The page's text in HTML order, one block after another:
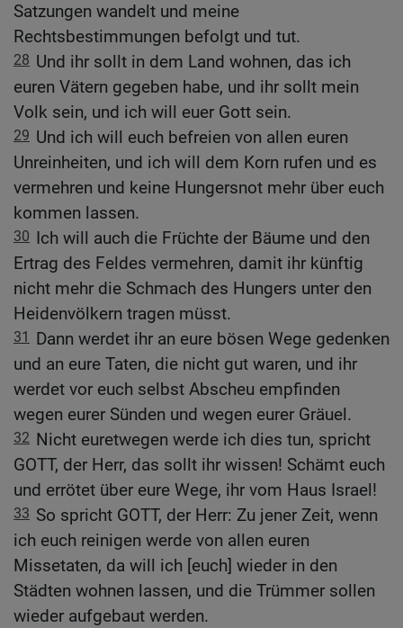
Satzungen wandelt und meine
Rechtsbestimmungen befolgt und tut.
28 Und ihr sollt in dem Land wohnen, das ich
euren Vätern gegeben habe, und ihr sollt mein
Volk sein, und ich will euer Gott sein.
29 Und ich will euch befreien von allen euren
Unreinheiten, und ich will dem Korn rufen und es
vermehren und keine Hungersnot mehr über euch
kommen lassen.
30 Ich will auch die Früchte der Bäume und den
Ertrag des Feldes vermehren, damit ihr künftig
nicht mehr die Schmach des Hungers unter den
Heidenvölkern tragen müsst.
31
Dann werdet ihr an eure bösen Wege gedenken
und an eure Taten, die nicht gut waren, und ihr
werdet vor euch selbst Abscheu empfinden
wegen eurer Sünden und wegen eurer Gräuel.
32 Nicht euretwegen werde ich dies tun, spricht
GOTT, der Herr, das sollt ihr wissen! Schämt euch
und errötet über eure Wege, ihr vom Haus Israel!
33 So spricht GOTT, der Herr: Zu jener Zeit, wenn
ich euch reinigen werde von allen euren
Missetaten, da will ich [euch] wieder in den
Städten wohnen lassen, und die Trümmer sollen
wieder aufgebaut werden.